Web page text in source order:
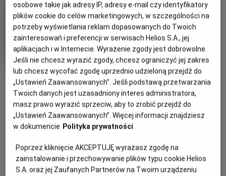
OBSERWUJ
Posipaky: Stanovlennia lykhodiia
- UA
Oryginalny
tytuł
Minions: the Rise of Gru Gatunek
Animowany
Czas
trwania
87 min
Kraj
i
rok
produkcji
USA (2022)
OCENA HELIOS
7.0
PREMIERA
1 lipca 2022
REŻYSERIA
Кайл Балда, Бред Еблесон
WIĘCEJ SZCZEGÓŁÓW
OPIS FILMU
Літом 2022 року приготуйтеся до повернення
osobowe takie jak adresy IP, adresy e-mail czy identyfikatory
plików cookie do celów marketingowych, w szczególności na
potrzeby wyświetlania reklam dopasowanych do Twoich
zainteresowań i preferencji w serwisach Helios S.A., jej
aplikacjach i w Internecie. Wyrażenie zgody jest dobrowolne.
Jeśli nie chcesz wyrazić zgody, chcesz ograniczyć jej zakres
lub chcesz wycofać zgodę uprzednio udzieloną przejdź do
„Ustawień Zaawansowanych”. Jeśli podstawą przetwarzania
Twoich danych jest uzasadniony interes administratora,
masz prawo wyrazić sprzeciw, aby to zrobić przejdź do
„Ustawień Zaawansowanych”. Więcej informacji znajdziesz
w dokumencie Polityka prywatności
Poprzez kliknięcie AKCEPTUJĘ wyrażasz zgodę na
zainstalowanie i przechowywanie plików typu cookie Helios
S.A. oraz jej Zaufanych Partnerów na Twoim urządzeniu